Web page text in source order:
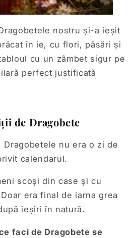
nostru și-a ieșit
în ie, cu flori, păsări și
cu un zâmbet sigur pe
perfect justificată
de Dragobete
Dragobetele nu era o zi de
calendarul.
scoși din case și cu
era final de iarna grea
ieșiri în natură.
faci de Dragobete se